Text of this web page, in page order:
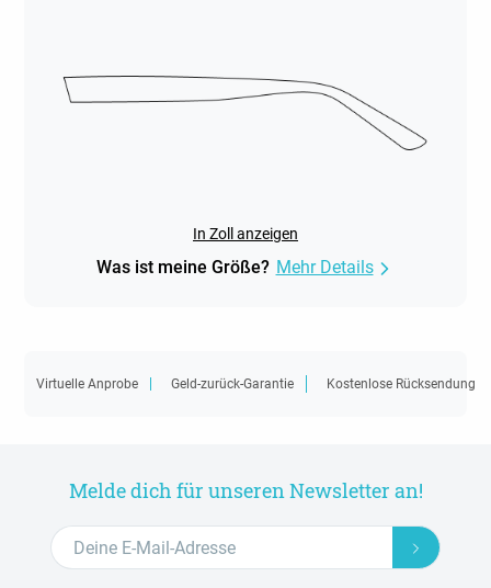
In Zoll anzeigen
Was ist meine Größe? Mehr Details
Virtuelle Anprobe Geld-zurück-Garantie Kostenlose Rücksendung
Melde dich für unseren Newsletter an!